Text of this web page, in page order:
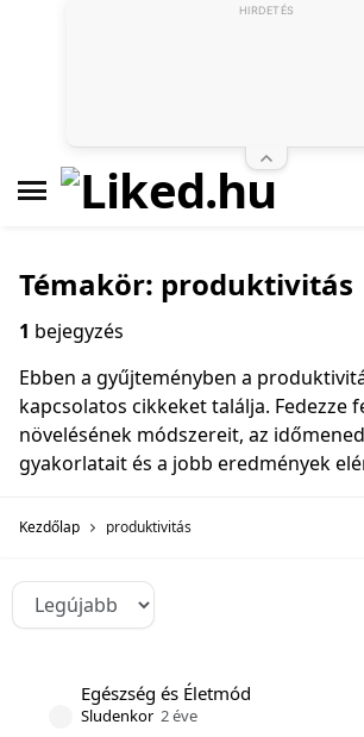
Témakör: produktivitás
1 bejegyzés
Ebben a gyűjteményben a
kapcsolatos cikkeket találja. Fedezze
növelésének módszereit, az
gyakorlatait és a jobb eredmények
Kezdőlap produktivitás
Egészség és Életmód
Sludenkor 2 éve
HIRDETÉS